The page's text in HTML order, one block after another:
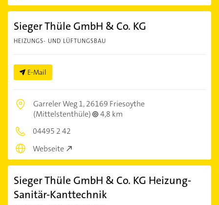
Sieger Thüle GmbH & Co. KG
HEIZUNGS- UND LÜFTUNGSBAU
E-Mail
Garreler Weg 1,26169 Friesoythe
(Mittelstenthüle)
4,8 km
04495 2 42
Webseite
Sieger Thüle GmbH & Co. KG Heizung-
Sanitär-Kanttechnik